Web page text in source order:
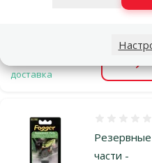
доставка
Резервные
части -